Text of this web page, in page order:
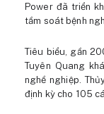
Power đã triển
tầm soát bệnh
Tiêu biểu, gần
Tuyên Quang
nghề nghiệp.
định kỳ cho 105